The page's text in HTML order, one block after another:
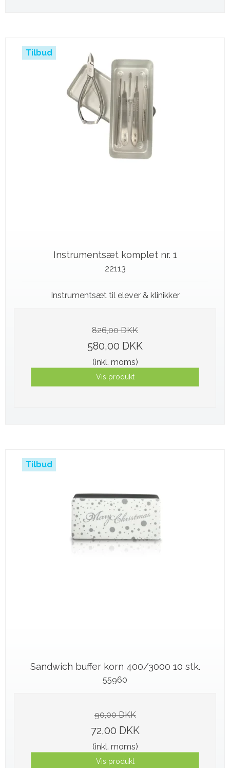
Tilbud
Instrumentsæt komplet nr. 1
22113
Instrumentsæt til elever & klinikker
826,00 DKK
580,00 DKK
(inkl. moms)
Vis produkt
Tilbud
Sandwich buffer korn 400/3000 10 stk.
55960
90,00 DKK
72,00 DKK
(inkl. moms)
Vis produkt